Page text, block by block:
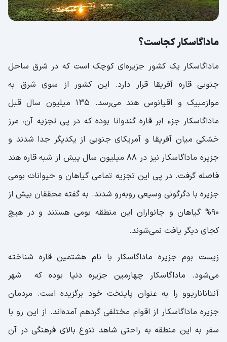
جاهای دیدنی ماداگاسکار
آنتاناناریوو (Antananarivo)
Antananarivo)
باغ گیاه‌شناسی و جانورشناسی تسیمبازازا
(Tsimbazaza)
دریاچه آنوسی آنتاناناریوو (Lake Anosy)
دهکده ایفاتی (Ifaty)
منطقه حفاظت‌شده تسینگی دِ بماراها
(Tsingy de Bemaraha)
سابق یا نوزی بوراها (Nosy Boraha) امروزی
پارک ملی ایسالو (Isalo)
پارک ملی رانومافانا (Ranomafana National
Park)
پارک ملی ماسوالا (Masoala National Park)
ماداگاسکار کجاست؟
ماداگاسکار یک کشور جزیره‌ای کوچک است که در شرق ساحل
جنوبی قاره آفریقا قرار دارد. این کشور از سوی شرق به
موازمبیک و اقیانوس هند می‌رسد. 135 میلیون سال قبل
ماداگاسکار جزء ابر قاره گندوانا بوده که در پی تجزیه آن، مرز
خشکی میان آفریقا و آمریکای جنوبی از یکدیگر جدا شدند و
جزیره ماداگاسکار نیز در 88 میلیون سال پیش از شبه قاره هند
فاصله گرفت. در پی این تجزیه تمامی گیاهان و حیوانات بومی
جزیره با دگرگونی وسیعی روبه‌رو شدند. به گفته محققان بیش از
90% گیاهان و جانواران این منطقه بومی هستند و در هیچ
کجای دیگر یافت نمی‌شوند.
زیست بوم جزیره ماداگاسکار با نام هشتمین قاره شناخته
می‌شود. ماداگاسکار چهارمین جزیره دنیا بوده که شهر
آنتاناناریوو را به عنوان پایتخت خود برگزیده است. مردمان
جزیره ماداگاسکار از اقوام مختلفی گرد‌هم آمده‌اند. از این رو با
سفر به این منطقه به راحتی شاهد تنوع بالای فرهنگی در آن